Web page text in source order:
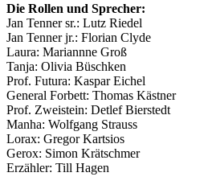
Die Rollen und Sprecher:
Jan Tenner sr.: Lutz Riedel
Jan Tenner jr.: Florian Clyde
Laura: Mariannne Groß
Tanja: Olivia Büschken
Prof. Futura: Kaspar Eichel
General Forbett: Thomas Kästner
Prof. Zweistein: Detlef Bierstedt
Manha: Wolfgang Strauss
Lorax: Gregor Kartsios
Gerox: Simon Krätschmer
Erzähler: Till Hagen